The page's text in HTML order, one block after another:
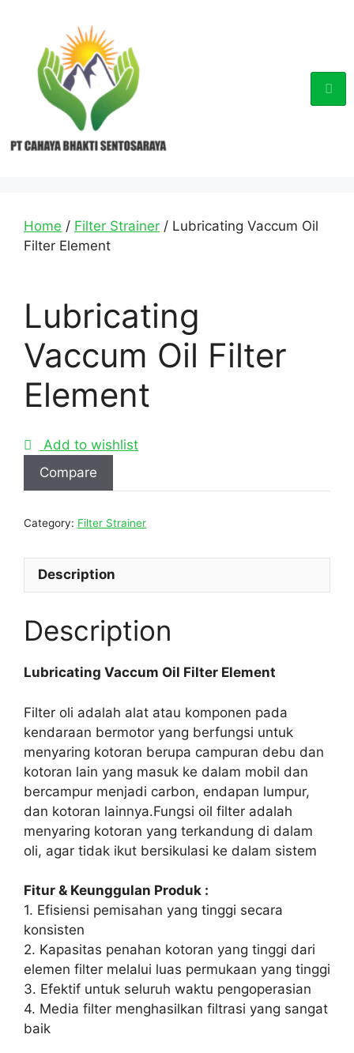
Home / Filter Strainer / Lubricating Vaccum Oil
Filter Element
Lubricating
Vaccum Oil Filter
Element
Add to wishlist
Compare
Category: Filter Strainer
Description
Description
Lubricating Vaccum Oil Filter Element
Filter oli adalah alat atau komponen pada
kendaraan bermotor yang berfungsi untuk
menyaring kotoran berupa campuran debu dan
kotoran lain yang masuk ke dalam mobil dan
bercampur menjadi carbon, endapan lumpur,
dan kotoran lainnya.Fungsi oil filter adalah
menyaring kotoran yang terkandung di dalam
oli, agar tidak ikut bersikulasi ke dalam sistem
Fitur & Keunggulan Produk :
1. Efisiensi pemisahan yang tinggi secara
konsisten
2. Kapasitas penahan kotoran yang tinggi dari
elemen filter melalui luas permukaan yang tinggi
3. Efektif untuk seluruh waktu pengoperasian
4. Media filter menghasilkan filtrasi yang sangat
baik